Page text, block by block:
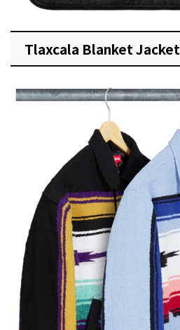
Tlaxcala Blanket Jacket